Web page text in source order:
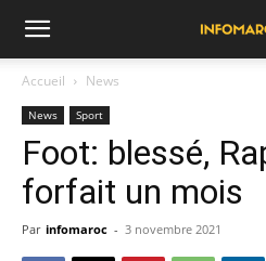
Accueil News
News Sport
Foot: blessé,
forfait un mois
Par infomaroc - 3 novembre 2021